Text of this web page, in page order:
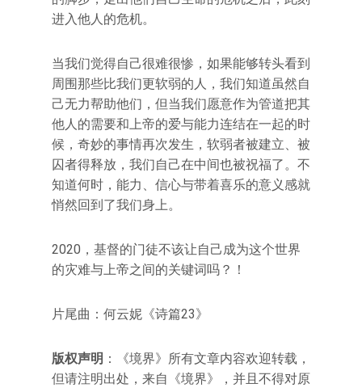
进入他人的危机。
当我们觉得自己很难很惨，如果能够转头看到
周围那些比我们更软弱的人，我们知道虽然自
己无力帮助他们，但当我们愿意作为管道把其
他人的需要和上帝的爱与能力连结在一起的时
候，奇妙的事情再次发生，软弱者被建立、被
囚者得释放，我们自己在中间也被祝福了。不
知道何时，能力、信心与带着喜乐的意义感就
悄然回到了我们身上。
2020，基督的门徒不该让自己成为这个世界
的灾难与上帝之间的关键词吗？！
片尾曲：何云妮《诗篇23》
版权声明 ：《境界》所有文章内容欢迎转载，
但请注明出处，来自《境界》，并且不得对原